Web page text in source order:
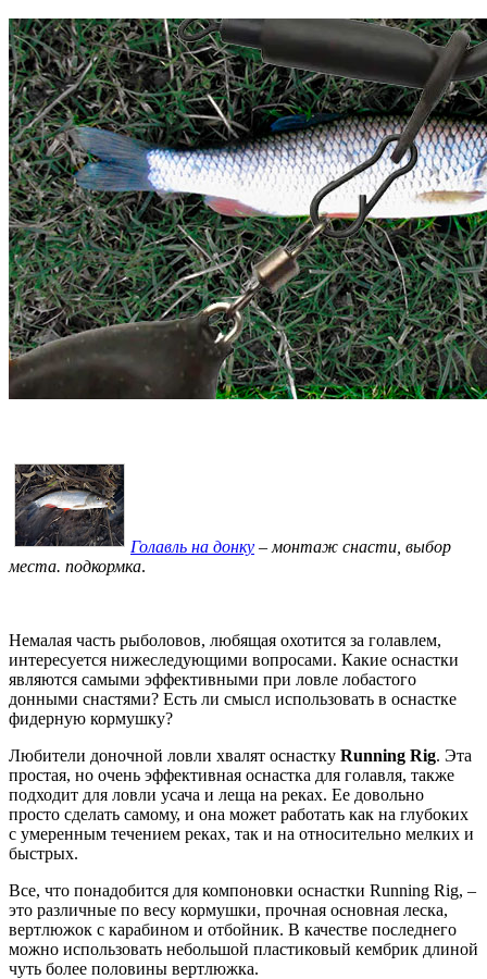
Голавль на донку – монтаж снасти, выбор
места. подкормка.
Немалая часть рыболовов, любящая охотится за голавлем,
интересуется нижеследующими вопросами. Какие оснастки
являются самыми эффективными при ловле лобастого
донными снастями? Есть ли смысл использовать в оснастке
фидерную кормушку?
Любители доночной ловли хвалят оснастку Running Rig. Эта
простая, но очень эффективная оснастка для голавля, также
подходит для ловли усача и леща на реках. Ее довольно
просто сделать самому, и она может работать как на глубоких
с умеренным течением реках, так и на относительно мелких и
быстрых.
Все, что понадобится для компоновки оснастки Running Rig, –
это различные по весу кормушки, прочная основная леска,
вертлюжок с карабином и отбойник. В качестве последнего
можно использовать небольшой пластиковый кембрик длиной
чуть более половины вертлюжка.